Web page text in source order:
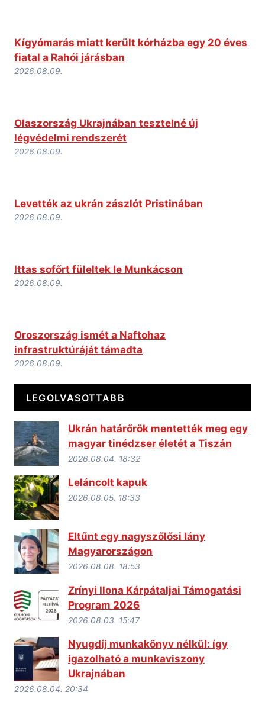
Kígyómarás miatt került kórházba egy 20 éves
fiatal a Rahói járásban
2026.08.09.
Olaszország Ukrajnában tesztelné új
légvédelmi rendszerét
2026.08.09.
Levették az ukrán zászlót Pristinában
2026.08.09.
Ittas sofőrt füleltek le Munkácson
2026.08.09.
Oroszország ismét a Naftohaz
infrastruktúráját támadta
2026.08.09.
LEGOLVASOTTABB
Ukrán határőrök mentették meg egy
magyar tinédzser életét a Tiszán
2026.08.04. 18:32
Leláncolt kapuk
2026.08.05. 18:33
Eltűnt egy nagyszőlősi lány
Magyarországon
2026.08.08. 18:53
Zrínyi Ilona Kárpátaljai Támogatási
Program 2026
2026.08.03. 15:47
Nyugdíj munkakönyv nélkül: így
igazolható a munkaviszony
Ukrajnában
2026.08.04. 20:34